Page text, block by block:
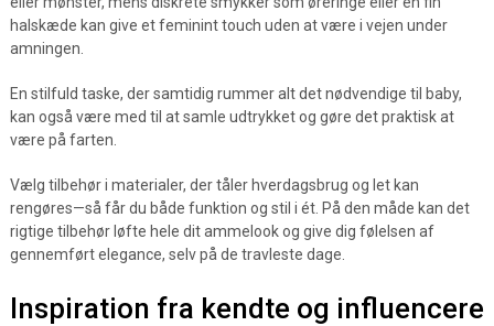
halskæde kan give et feminint touch uden at være i vejen under
amningen.
En stilfuld taske, der samtidig rummer alt det nødvendige til baby,
kan også være med til at samle udtrykket og gøre det praktisk at
være på farten.
Vælg tilbehør i materialer, der tåler hverdagsbrug og let kan
rengøres—så får du både funktion og stil i ét. På den måde kan det
rigtige tilbehør løfte hele dit ammelook og give dig følelsen af
gennemført elegance, selv på de travleste dage.
Inspiration fra kendte og influencere